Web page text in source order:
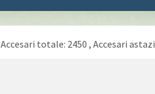
Accesari totale: 2450, Accesari